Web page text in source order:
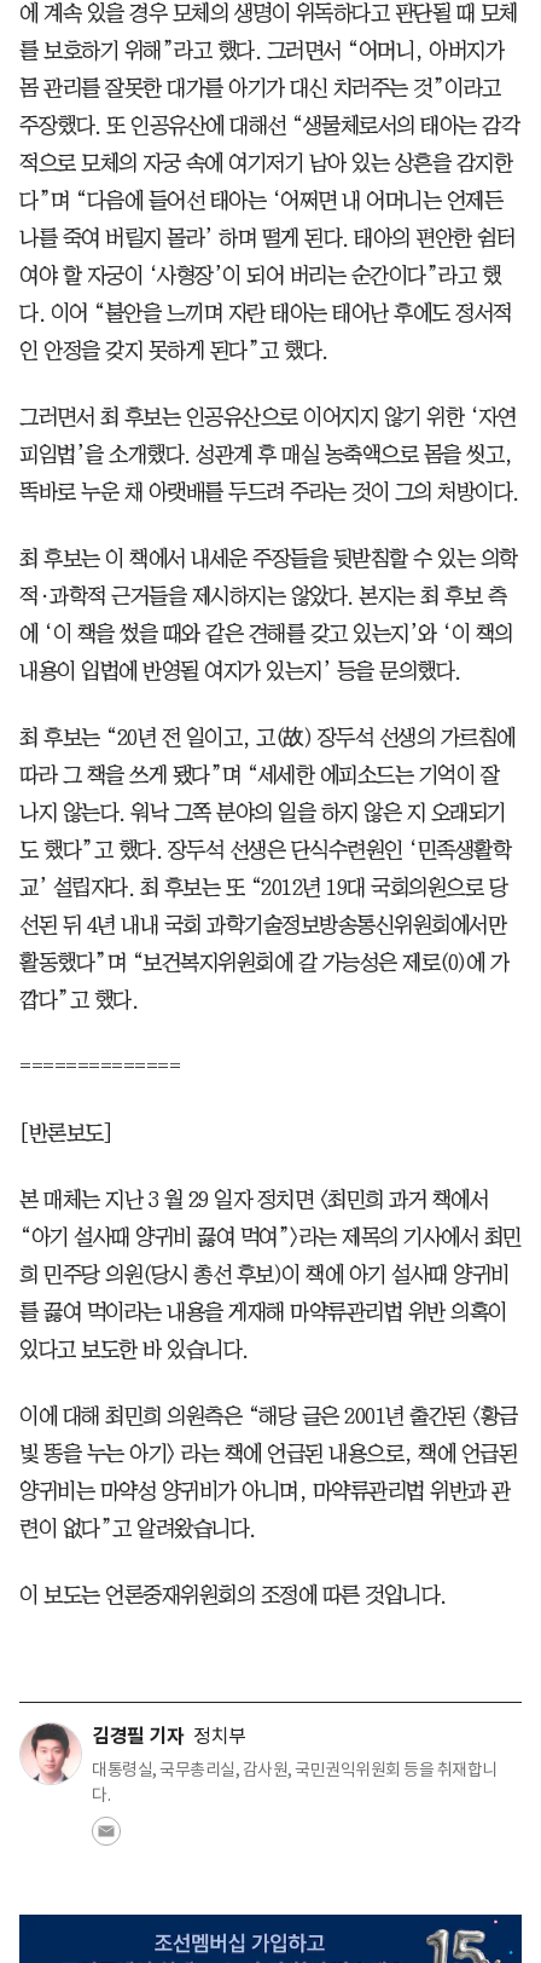
에 계속 있을 경우 모체의 생명이 위독하다고 판단될 때 모체
를 보호하기 위해”라고 했다. 그러면서 “어머니, 아버지가
몸 관리를 잘못한 대가를 아기가 대신 치러주는 것”이라고
주장했다. 또 인공유산에 대해선 “생물체로서의 태아는 감각
적으로 모체의 자궁 속에 여기저기 남아 있는 상흔을 감지한
다”며 “다음에 들어선 태아는 ‘어쩌면 내 어머니는 언제든
나를 죽여 버릴지 몰라’ 하며 떨게 된다. 태아의 편안한 쉼터
여야 할 자궁이 ‘사형장’이 되어 버리는 순간이다”라고 했
다. 이어 “불안을 느끼며 자란 태아는 태어난 후에도 정서적
인 안정을 갖지 못하게 된다”고 했다.
그러면서 최 후보는 인공유산으로 이어지지 않기 위한 ‘자연
피임법’을 소개했다. 성관계 후 매실 농축액으로 몸을 씻고,
똑바로 누운 채 아랫배를 두드려 주라는 것이 그의 처방이다.
최 후보는 이 책에서 내세운 주장들을 뒷받침할 수 있는 의학
적·과학적 근거들을 제시하지는 않았다. 본지는 최 후보 측
에 ‘이 책을 썼을 때와 같은 견해를 갖고 있는지’와 ‘이 책의
내용이 입법에 반영될 여지가 있는지’ 등을 문의했다.
최 후보는 “20년 전 일이고, 고(故) 장두석 선생의 가르침에
따라 그 책을 쓰게 됐다”며 “세세한 에피소드는 기억이 잘
나지 않는다. 워낙 그쪽 분야의 일을 하지 않은 지 오래되기
도 했다”고 했다. 장두석 선생은 단식수련원인 ‘민족생활학
교’ 설립자다. 최 후보는 또 “2012년 19대 국회의원으로 당
선된 뒤 4년 내내 국회 과학기술정보방송통신위원회에서만
활동했다”며 “보건복지위원회에 갈 가능성은 제로(0)에 가
깝다”고 했다.
==============
[반론보도]
본 매체는 지난 3 월 29 일자 정치면 <최민희 과거 책에서
“아기 설사때 양귀비 끓여 먹여”>라는 제목의 기사에서 최민
희 민주당 의원(당시 총선 후보)이 책에 아기 설사때 양귀비
를 끓여 먹이라는 내용을 게재해 마약류관리법 위반 의혹이
있다고 보도한 바 있습니다.
이에 대해 최민희 의원측은 “해당 글은 2001년 출간된 <황금
빛 똥을 누는 아기> 라는 책에 언급된 내용으로, 책에 언급된
양귀비는 마약성 양귀비가 아니며, 마약류관리법 위반과 관
련이 없다”고 알려왔습니다.
이 보도는 언론중재위원회의 조정에 따른 것입니다.
김경필 기자 정치부
대통령실, 국무총리실, 감사원, 국민권익위원회 등을 취재합니
다.